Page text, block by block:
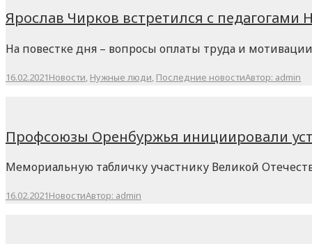
Ярослав Чирков встретился с педагогами
На повестке дня – вопросы оплаты труда и
16.02.2021Новости, Нужные люди, Последние новостиАвтор: admin
Профсоюзы Оренбуржья инициировали
Мемориальную табличку участнику Великой
16.02.2021НовостиАвтор: admin